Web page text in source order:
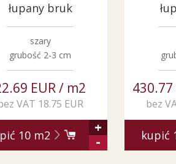
łupany bruk
szary
grubość 2-3 cm
EUR / m2
VAT 18.75 EUR
10m2
+
-
bez
kupić